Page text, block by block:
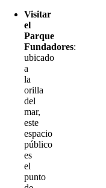
Visitar
el
Parque
Fundadores:
ubicado
a
la
orilla
del
mar,
este
espacio
público
es
el
punto